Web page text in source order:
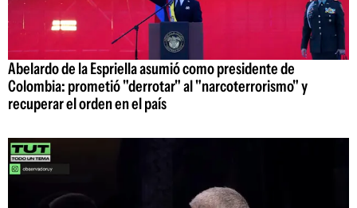
Abelardo de la Espriella asumió como presidente de
Colombia: prometió "derrotar" al "narcoterrorismo" y
recuperar el orden en el país